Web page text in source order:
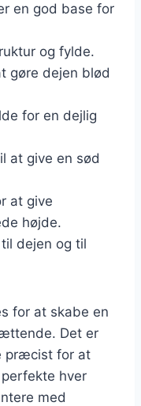
en god base for
og fylde.
gøre dejen blød
for en dejlig
at give en sød
at give
højde.
dejen og til
for at skabe en
Det er
præcist for at
hver
med